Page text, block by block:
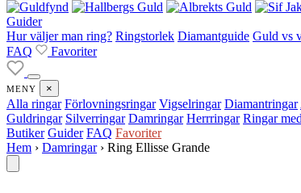
Guider
Hur väljer man ring? Ringstorlek Diamantguide Guld vs
FAQ
Favoriter
MENY ×
Alla ringar Förlovningsringar Vigselringar Diamantringar
Guldringar Silverringar Damringar Herrringar Ringar
Butiker Guider FAQ Favoriter
Hem › Damringar › Ring Ellisse Grande